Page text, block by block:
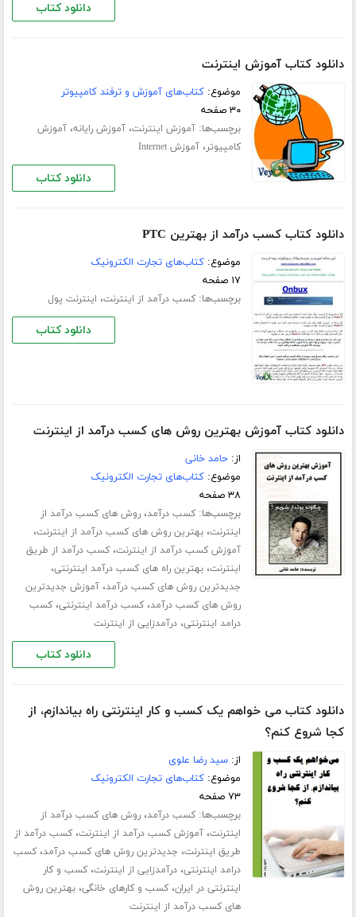
دانلود کتاب
دانلود کتاب آموزش اینترنت
موضوع:کتاب‌های آموزش و ترفند کامپیوتر
۳۰ صفحه
برچسب‌ها:آموزش اینترنت،آموزش رایانه،آموزش
کامپیوتر،آموزش Internet
دانلود کتاب
دانلود کتاب کسب درآمد از بهترین PTC
موضوع:کتاب‌های تجارت الکترونیک
۱۷ صفحه
برچسب‌ها:کسب درآمد از اینترنت، اینترنت پول
دانلود کتاب
دانلود کتاب آموزش بهترین روش های کسب درآمد از اینترنت
از:حامد خانی
موضوع:کتاب‌های تجارت الکترونیک
۳۸ صفحه
برچسب‌ها:کسب درآمد،روش های کسب درآمد از
اینترنت،بهترین روش های کسب درآمد از اینترنت،
آموزش کسب درآمد از اینترنت،کسب درآمد از طریق
اینترنت،بهترین راه های کسب درآمد اینترنتی،
جدیدترین روش های کسب درآمد،آموزش جدیدترین
روش های کسب درآمد،کسب درآمد اینترنتی،کسب
درامد اینترنتی،درآمدزایی از اینترنت
دانلود کتاب
دانلود کتاب می خواهم یک کسب و کار اینترنتی راه بیاندازم، از
کجا شروع کنم؟
از:سید رضا علوی
موضوع:کتاب‌های تجارت الکترونیک
۷۳ صفحه
برچسب‌ها:کسب درآمد،روش های کسب درآمد از
اینترنت،آموزش کسب درآمد از اینترنت،کسب درآمد از
طریق اینترنت، جدیدترین روش های کسب درآمد،کسب
درامد اینترنتی،درآمدزایی از اینترنت،کسب و کار
اینترنتی در ایران،کسب و کارهای خانگی،بهترین روش
های کسب درآمد از اینترنت